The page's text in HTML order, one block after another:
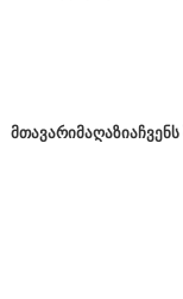
ᲛᲗᲐᲕᲐᲠᲘᲛᲐᲦᲐᲖᲘᲐᲩᲕᲔᲜᲡ